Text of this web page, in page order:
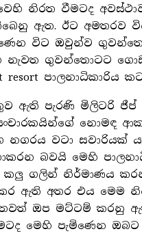
නිරත වීමටද
ඇත. ඊට අමතරව
විට ඔවුන්ව
නැවත ගුවන්තොටට
resort පාලනාධිකාරිය
ඇති පැරණි මිලිටරි ජීප්
නොමඳ
නගරය වටා සවාරියක්
බවයි මෙහි
කලු ගලින් නිර්මාණය
ඇති අතර එය මෙම
ඔප මට්ටම් කරනු
මෙහි පැමිණෙන ඔබට